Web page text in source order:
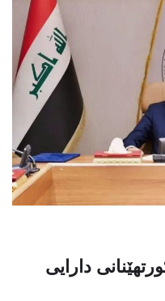
دارایی